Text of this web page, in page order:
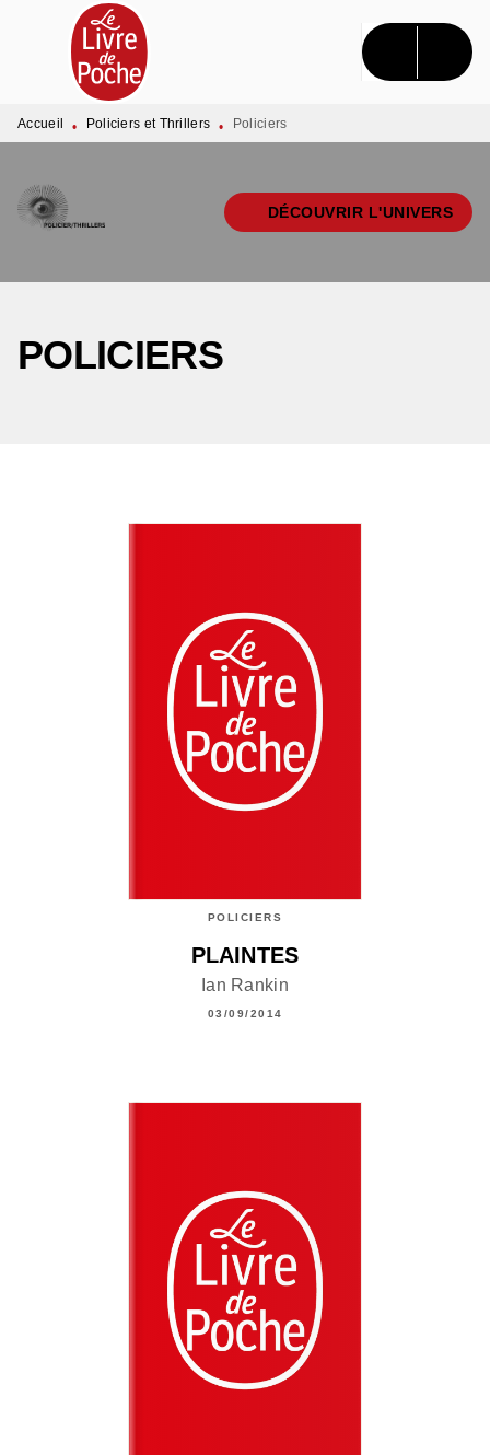
MENU RECHERCHE CONTENU
PIED DE PAGE
Accueil • Policiers et Thrillers • Policiers
DÉCOUVRIR L'UNIVERS
POLICIERS
POLICIERS
PLAINTES
Ian Rankin
03/09/2014